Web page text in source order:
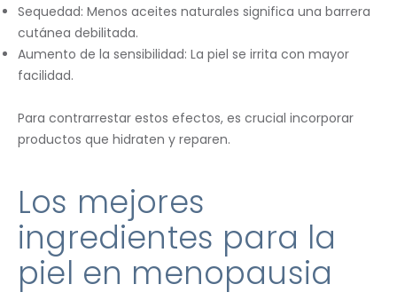
Sequedad: Menos aceites naturales significa una barrera
cutánea debilitada.
Aumento de la sensibilidad: La piel se irrita con mayor
facilidad.
Para contrarrestar estos efectos, es crucial incorporar
productos que hidraten y reparen.
Los mejores
ingredientes para la
piel en menopausia